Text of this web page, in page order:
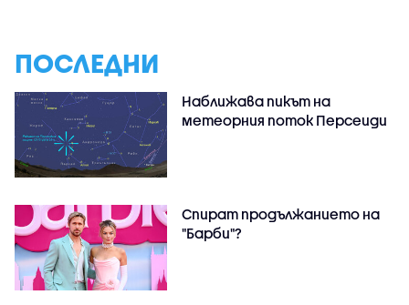
ПОСЛЕДНИ
Наближава пикът на
метеорния поток Персеиди
Спират продължанието на
"Барби"?